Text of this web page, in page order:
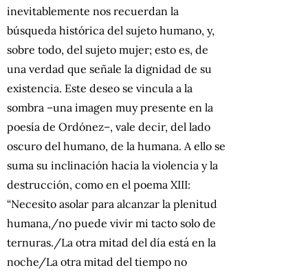
inevitablemente nos recuerdan la
búsqueda histórica del sujeto humano, y,
sobre todo, del sujeto mujer; esto es, de
una verdad que señale la dignidad de su
existencia. Este deseo se vincula a la
sombra –una imagen muy presente en la
poesía de Ordónez–, vale decir, del lado
oscuro del humano, de la humana. A ello se
suma su inclinación hacia la violencia y la
destrucción, como en el poema XIII:
“Necesito asolar para alcanzar la plenitud
humana,/no puede vivir mi tacto solo de
ternuras./La otra mitad del día está en la
noche/La otra mitad del tiempo no